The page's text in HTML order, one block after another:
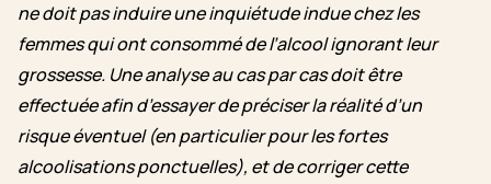
ne doit pas induire une inquiétude indue chez les
femmes qui ont consommé de l’alcool ignorant leur
grossesse. Une analyse au cas par cas doit être
effectuée afin d’essayer de préciser la réalité d’un
risque éventuel (en particulier pour les fortes
alcoolisations ponctuelles), et de corriger cette